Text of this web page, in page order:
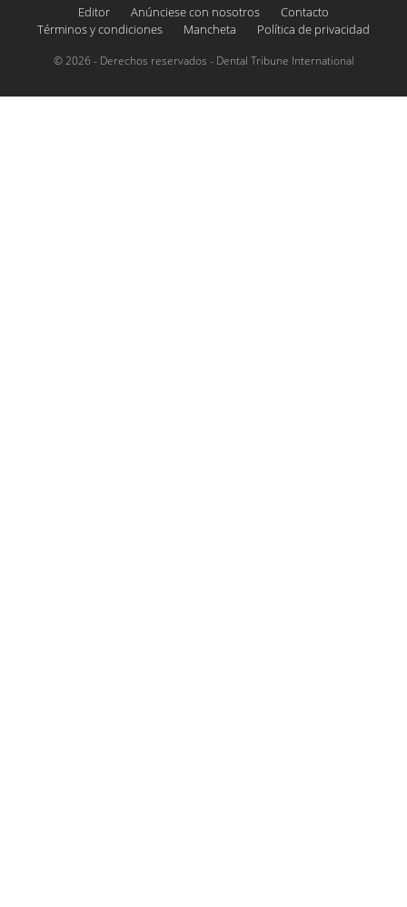
Editor Anúnciese con nosotros
Contacto
Términos y condiciones
Mancheta Política de privacidad
© 2026 - Derechos reservados - Dental Tribune International